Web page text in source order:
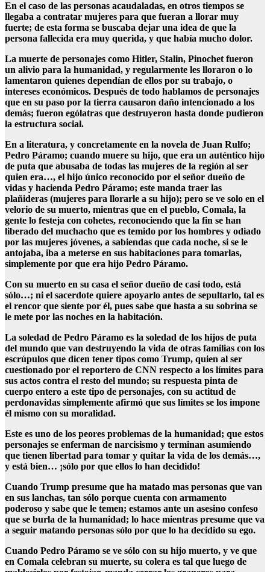
En el caso de las personas acaudaladas, en otros tiempos se
llegaba a contratar mujeres para que fueran a llorar muy
fuerte; de esta forma se buscaba dejar una idea de que la
persona fallecida era muy querida, y que había mucho dolor.
La muerte de personajes como Hitler, Stalin, Pinochet fueron
un alivio para la humanidad, y regularmente les lloraron o lo
lamentaron quienes dependían de ellos por su trabajo, o
intereses económicos. Después de todo hablamos de personajes
que en su paso por la tierra causaron daño intencionado a los
demás; fueron ególatras que destruyeron hasta donde pudieron
la estructura social.
En a literatura, y concretamente en la novela de Juan Rulfo;
Pedro Páramo; cuando muere su hijo, que era un auténtico hijo
de puta que abusaba de todas las mujeres de la región al ser
quien era…, el hijo único reconocido por el señor dueño de
vidas y hacienda Pedro Páramo; este manda traer las
plañideras (mujeres para llorarle a su hijo); pero se ve solo en el
velorio de su muerto, mientras que en el pueblo, Comala, la
gente lo festeja con cohetes, reconociendo que la fin se han
liberado del muchacho que es temido por los hombres y odiado
por las mujeres jóvenes, a sabiendas que cada noche, si se le
antojaba, iba a meterse en sus habitaciones para tomarlas,
simplemente por que era hijo Pedro Páramo.
Con su muerto en su casa el señor dueño de casi todo, está
sólo…; ni el sacerdote quiere apoyarlo antes de sepultarlo, tal es
el rencor que siente por él, pues sabe que hasta a su sobrina se
le mete por las noches en la habitación.
La soledad de Pedro Páramo es la soledad de los hijos de puta
del mundo que van destruyendo la vida de otras familias con los
escrúpulos que dicen tener tipos como Trump, quien al ser
cuestionado por el reportero de CNN respecto a los límites para
sus actos contra el resto del mundo; su respuesta pinta de
cuerpo entero a este tipo de personajes, con su actitud de
perdonavidas simplemente afirmó que sus límites se los impone
él mismo con su moralidad.
Este es uno de los peores problemas de la humanidad; que estos
personajes se enferman de narcisismo y terminan asumiendo
que tienen libertad para tomar y quitar la vida de los demás…,
y está bien… ¡sólo por que ellos lo han decidido!
Cuando Trump presume que ha matado mas personas que van
en sus lanchas, tan sólo porque cuenta con armamento
poderoso y sabe que le temen; estamos ante un asesino confeso
que se burla de la humanidad; lo hace mientras presume que va
a seguir matando personas sólo por que lo ha decidido su ego.
Cuando Pedro Páramo se ve sólo con su hijo muerto, y ve que
en Comala celebran su muerte, su colera es tal que luego de